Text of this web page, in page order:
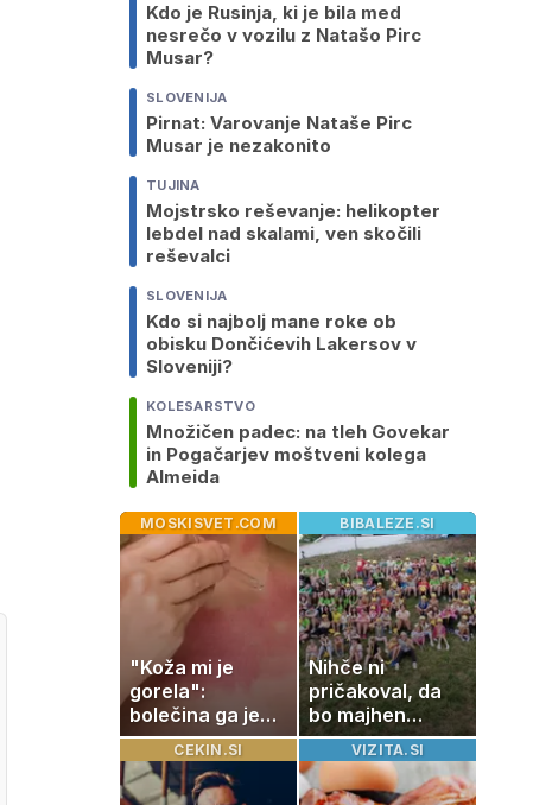
Kdo je Rusinja, ki je bila med
nesrečo v vozilu z Natašo Pirc
Musar?
SLOVENIJA
Pirnat: Varovanje Nataše Pirc
Musar je nezakonito
TUJINA
Mojstrsko reševanje: helikopter
lebdel nad skalami, ven skočili
reševalci
SLOVENIJA
Kdo si najbolj mane roke ob
obisku Dončićevih Lakersov v
Sloveniji?
KOLESARSTVO
Množičen padec: na tleh Govekar
in Pogačarjev moštveni kolega
Almeida
MOSKISVET.COM
"Koža mi je
gorela":
bolečina ga je
priklenila na
posteljo
BIBALEZE.SI
Nihče ni
pričakoval, da
bo majhen
projekt postal
ena najlepših
zgodb Zasavja
CEKIN.SI VIZITA.SI